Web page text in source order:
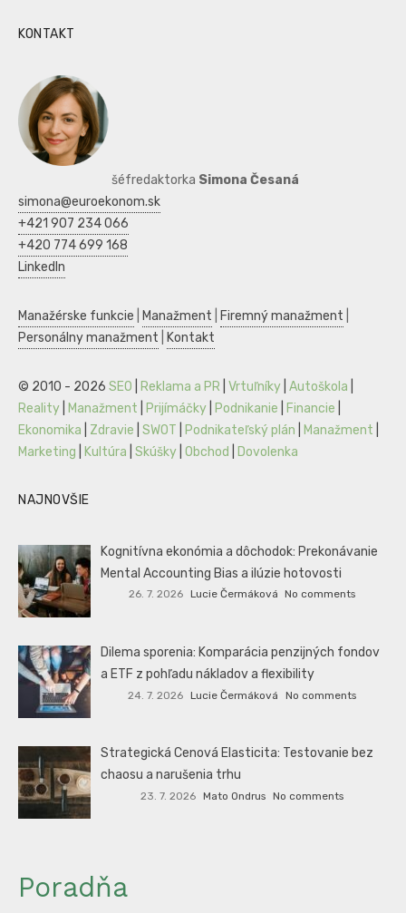
KONTAKT
šéfredaktorka Simona Česaná
simona@euroekonom.sk
+421 907 234 066
+420 774 699 168
LinkedIn
Manažérske funkcie Manažment Firemný manažment
Personálny manažment
Kontakt
© 2010 - 2026 SEO Reklama a PR Vrtuľníky Autoškola
Reality
Manažment Prijímáčky Podnikanie Financie
Ekonomika
Zdravie SWOT Podnikateľský plán Manažment
Marketing
Kultúra Skúšky Obchod Dovolenka
NAJNOVŠIE
Kognitívna ekonómia a dôchodok: Prekonávanie
Mental Accounting Bias a ilúzie hotovosti
26. 7. 2026 Lucie Čermáková No comments
Dilema sporenia: Komparácia penzijných fondov
a ETF z pohľadu nákladov a flexibility
24. 7. 2026 Lucie Čermáková No comments
Strategická Cenová Elasticita: Testovanie bez
chaosu a narušenia trhu
23. 7. 2026 Mato Ondrus No comments
Poradňa